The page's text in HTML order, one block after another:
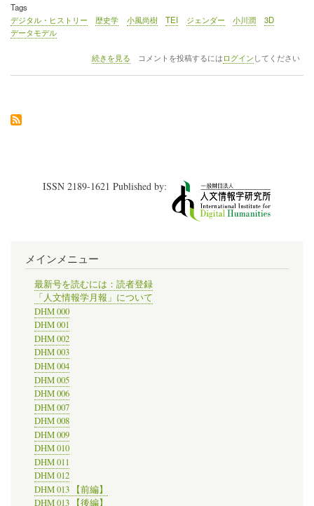
ー
Tags
デジタル・ヒストリー
歴史学 小風尚樹 TEI ジェンダー 小川潤
3D
データモデル
DHM
続きを見る コメントを投稿するには ログイン してください
ISSN 2189-1621 Published by:
メインメニュー
最新号を読むには：読者登録
「人文情報学月報」について
DHM 000
DHM 001
DHM 002
DHM 003
DHM 004
DHM 005
DHM 006
DHM 007
DHM 008
DHM 009
DHM 010
DHM 011
DHM 012
DHM 013 【前編】
DHM 013 【後編】